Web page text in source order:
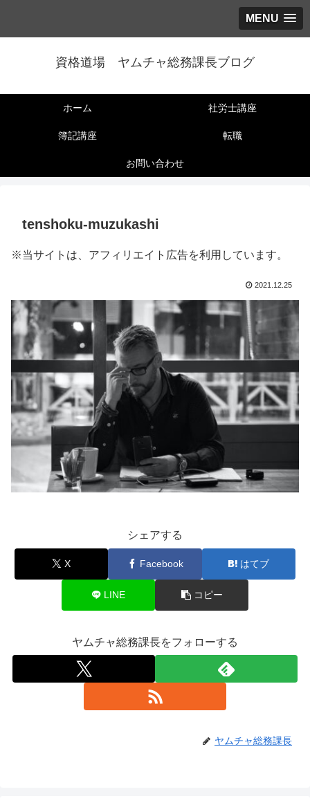
MENU
資格道場 ヤムチャ総務課長ブログ
ホーム 社労士講座
簿記講座 転職
お問い合わせ
tenshoku-muzukashi
※当サイトは、アフィリエイト広告を利用しています。
2021.12.25
シェアする
X Facebook はてブ
LINE コピー
ヤムチャ総務課長をフォローする
ヤムチャ総務課長